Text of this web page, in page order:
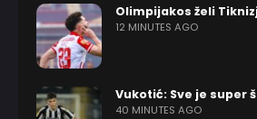
Olimpijakos želi
12 MINUTES AGO
Vukotić: Sve je super
40 MINUTES AGO